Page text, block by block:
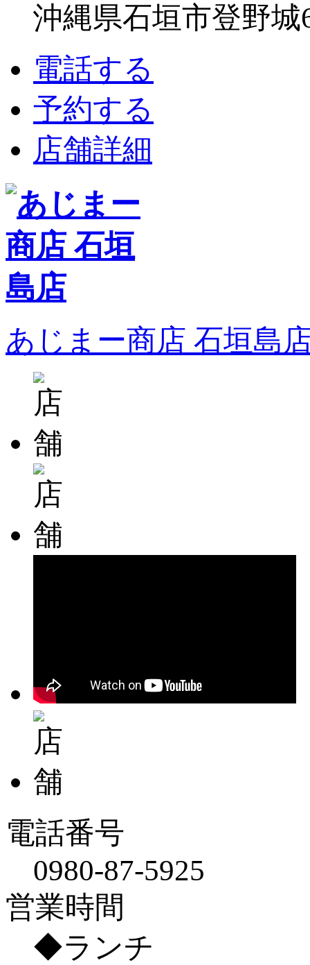
沖縄県石垣市登野城
電話する
予約する
店舗詳細
あじまー商店 石垣島
電話番号
0980-87-5925
営業時間
◆ランチ